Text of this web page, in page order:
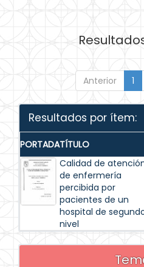
Anterior 1
Resultados por ítem:
PORTADATÍTULO
Calidad de
de enfermería
percibida por
pacientes de un
hospital de
nivel